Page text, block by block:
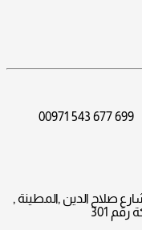
00971 543 677 699
صلاح الدين ,المطينة ,
301